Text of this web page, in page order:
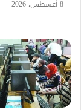
8 أغسطس، 2026